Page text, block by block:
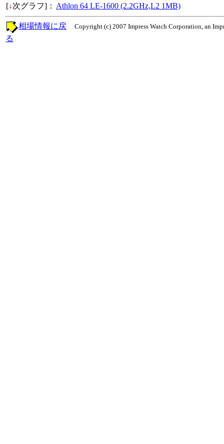
[↓次グラフ]： Athlon 64 LE-1600 (2.2GHz,L2 1MB)
Copyright (c) 2007 Impress Watch Corporation, an
相場情報に戻
る